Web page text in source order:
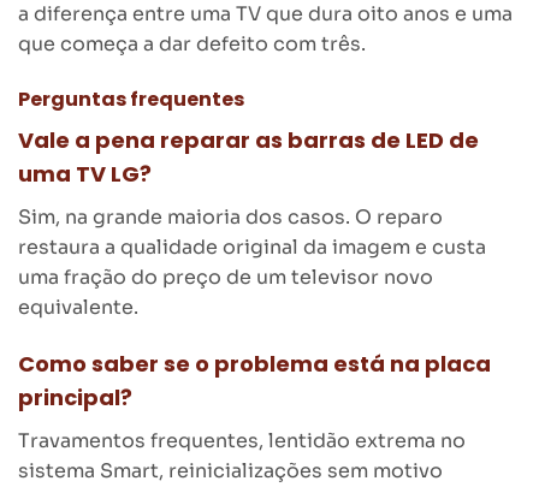
a diferença entre uma TV que dura oito anos e uma
que começa a dar defeito com três.
Perguntas frequentes
Vale a pena reparar as barras de LED de
uma TV LG?
Sim, na grande maioria dos casos. O reparo
restaura a qualidade original da imagem e custa
uma fração do preço de um televisor novo
equivalente.
Como saber se o problema está na placa
principal?
Travamentos frequentes, lentidão extrema no
sistema Smart, reinicializações sem motivo